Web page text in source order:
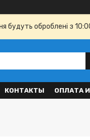
будуть оброблені з
КОНТАКТЫ ОПЛАТА